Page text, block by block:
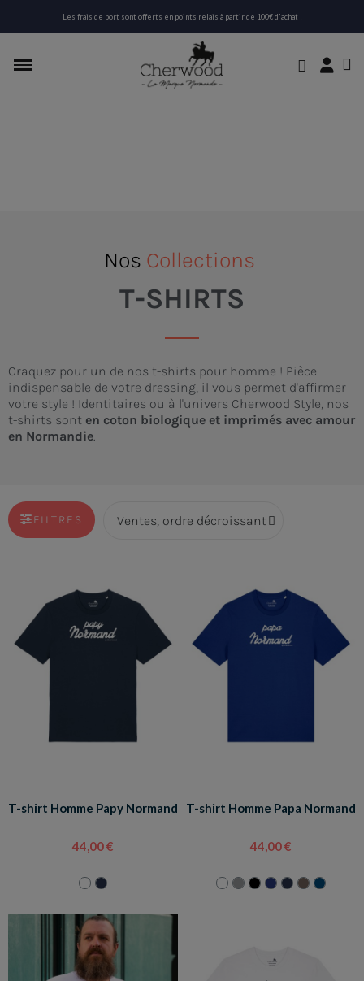
Les frais de port sont offerts en points relais à partir de 100€ d'achat !
Nos Collections
T-SHIRTS
Craquez pour un de nos t-shirts pour homme ! Pièce
indispensable de votre dressing, il vous permet d'affirmer
votre style ! Identitaires ou à l'univers Cherwood Style, nos
t-shirts sont en coton biologique et imprimés avec amour
en Normandie.
FILTRES
T-shirt Homme Papy Normand
44,00 €
T-shirt Homme Papa Normand
44,00 €